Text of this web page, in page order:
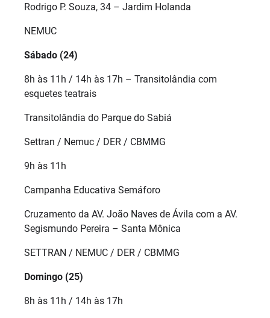
Rodrigo P. Souza, 34 – Jardim Holanda
NEMUC
Sábado (24)
8h às 11h / 14h às 17h – Transitolândia com
esquetes teatrais
Transitolândia do Parque do Sabiá
Settran / Nemuc / DER / CBMMG
9h às 11h
Campanha Educativa Semáforo
Cruzamento da AV. João Naves de Ávila com a AV.
Segismundo Pereira – Santa Mônica
SETTRAN / NEMUC / DER / CBMMG
Domingo (25)
8h às 11h / 14h às 17h